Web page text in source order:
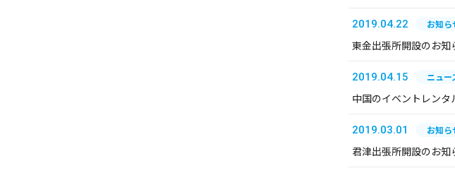
2019.04.22 お知ら
東金出張所開設のお知
2019.04.15 ニュー
中国のイベントレン
2019.03.01 お知ら
君津出張所開設のお知